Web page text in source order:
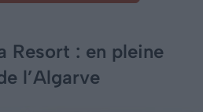
Resort : en pleine
l’Algarve